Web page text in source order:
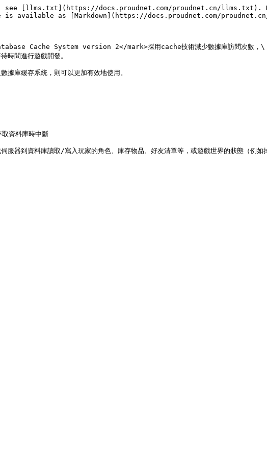
see [llms.txt](https://docs.proudnet.com/proudnet.cn/llms.txt).
available as [Markdown](https://docs.proudnet.com/proudnet.cn/
Cache System version 2</mark>採用cache技術減少數據庫訪問次數，\
時間進行遊戲開發。
據庫緩存系統，則可以更加有效地使用。
資料庫時中斷
服器到資料庫讀取/寫入玩家的角色、庫存物品、好友清單等，或遊戲世界的狀態（例